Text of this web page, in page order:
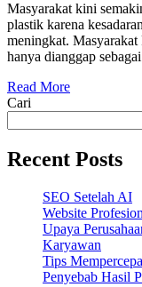
Bisnis
Kreatif
dari
Sampah
Banyak
Banget!
Masyarakat kini
plastik karena
meningkat.
hanya dianggap
Read More
Cari
Recent Posts
SEO Setelah AI
Website
Upaya
Karyawan
Tips
Penyebab Hasil